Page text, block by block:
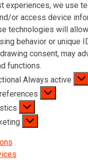
experiences, we use
or access device
technologies will
behavior or unique
consent, may
functions.
Always active